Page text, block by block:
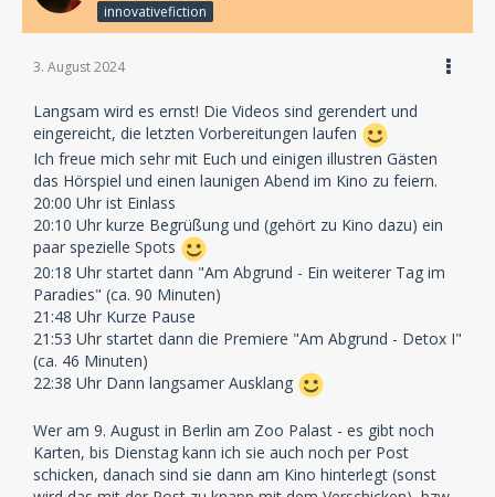
innovativefiction
3. August 2024
Langsam wird es ernst! Die Videos sind gerendert und
eingereicht, die letzten Vorbereitungen laufen
Ich freue mich sehr mit Euch und einigen illustren Gästen
das Hörspiel und einen launigen Abend im Kino zu feiern.
20:00 Uhr ist Einlass
20:10 Uhr kurze Begrüßung und (gehört zu Kino dazu) ein
paar spezielle Spots
20:18 Uhr startet dann "Am Abgrund - Ein weiterer Tag im
Paradies" (ca. 90 Minuten)
21:48 Uhr Kurze Pause
21:53 Uhr startet dann die Premiere "Am Abgrund - Detox I"
(ca. 46 Minuten)
22:38 Uhr Dann langsamer Ausklang
Wer am 9. August in Berlin am Zoo Palast - es gibt noch
Karten, bis Dienstag kann ich sie auch noch per Post
schicken, danach sind sie dann am Kino hinterlegt (sonst